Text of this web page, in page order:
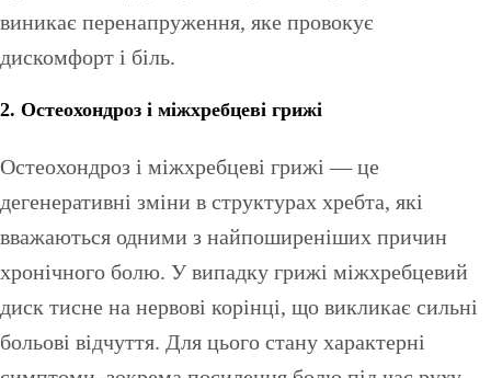
виникає перенапруження, яке провокує
дискомфорт і біль.
2. Остеохондроз і міжхребцеві грижі
Остеохондроз і міжхребцеві грижі — це
дегенеративні зміни в структурах хребта, які
вважаються одними з найпоширеніших причин
хронічного болю. У випадку грижі міжхребцевий
диск тисне на нервові корінці, що викликає сильні
больові відчуття. Для цього стану характерні